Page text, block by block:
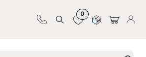
0